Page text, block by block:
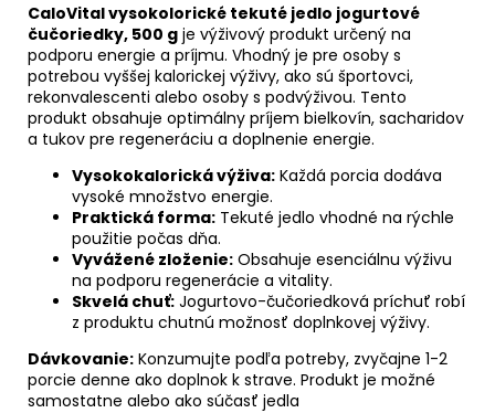
CaloVital vysokolorické tekuté jedlo jogurtové
čučoriedky, 500 g je výživový produkt určený na
podporu energie a príjmu. Vhodný je pre osoby s
potrebou vyššej kalorickej výživy, ako sú športovci,
rekonvalescenti alebo osoby s podvýživou. Tento
produkt obsahuje optimálny príjem bielkovín, sacharidov
a tukov pre regeneráciu a doplnenie energie.
Vysokokalorická výživa: Každá porcia dodáva
vysoké množstvo energie.
Praktická forma: Tekuté jedlo vhodné na rýchle
použitie počas dňa.
Vyvážené zloženie: Obsahuje esenciálnu výživu
na podporu regenerácie a vitality.
Skvelá chuť: Jogurtovo-čučoriedková príchuť robí
z produktu chutnú možnosť doplnkovej výživy.
Dávkovanie: Konzumujte podľa potreby, zvyčajne 1-2
porcie denne ako doplnok k strave. Produkt je možné
samostatne alebo ako súčasť jedla